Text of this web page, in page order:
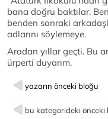
bana doğru baktılar.
benden sonraki
adlarını söylemeye.
Aradan yıllar geçti. Bu
ürperti duyarım.
yazarın önceki bloğu
bu kategorideki önceki